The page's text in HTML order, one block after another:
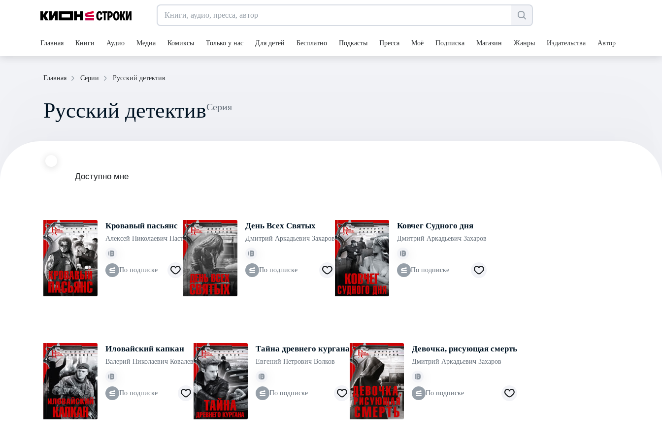
Главная Книги Аудио Медиа Комиксы Только у нас Для детей Бесплатно Подкасты Пресса Моё Подписка Магазин Жанры Издательства Авторы
Главная Серии Русский детектив
Русский детектив Серия
Доступно мне
Кровавый пасьянс
Алексей Николаевич Наст
По подписке
День Всех Святых
Дмитрий Аркадьевич Захаров
По подписке
Ковчег Судного дня
Дмитрий Аркадьевич Захаров
По подписке
Иловайский капкан
Валерий Николаевич Ковалев
По подписке
Тайна древнего кургана
Евгений Петрович Волков
По подписке
Девочка, рисующая смерть
Дмитрий Аркадьевич Захаров
По подписке